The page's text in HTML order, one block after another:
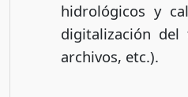
hidrológicos y
digitalización
archivos, etc.).